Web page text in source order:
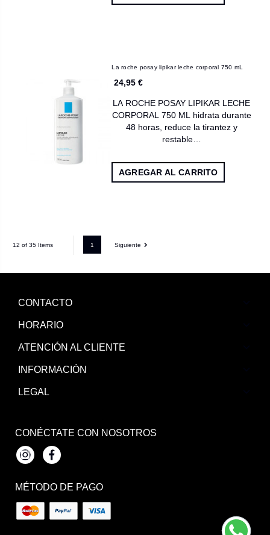
La roche posay lipikar leche corporal 750 mL
24,95 €
LA ROCHE POSAY LIPIKAR LECHE
CORPORAL 750 ML hidrata durante
48 horas, reduce la tirantez y
restable…
AGREGAR AL CARRITO
12 of 35 Items 1 Siguiente
CONTACTO
HORARIO
ATENCIÓN AL CLIENTE
INFORMACIÓN
LEGAL
CONÉCTATE CON NOSOTROS
InstagramFacebook
MÉTODO DE PAGO